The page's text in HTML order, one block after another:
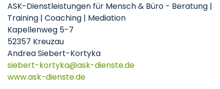
ASK-Dienstleistungen für Mensch & Büro - Beratung |
Training | Coaching | Mediation
Kapellenweg 5-7
52357 Kreuzau
Andrea Siebert-Kortyka
siebert-kortyka
ask-dienstede
www.ask-dienste.de